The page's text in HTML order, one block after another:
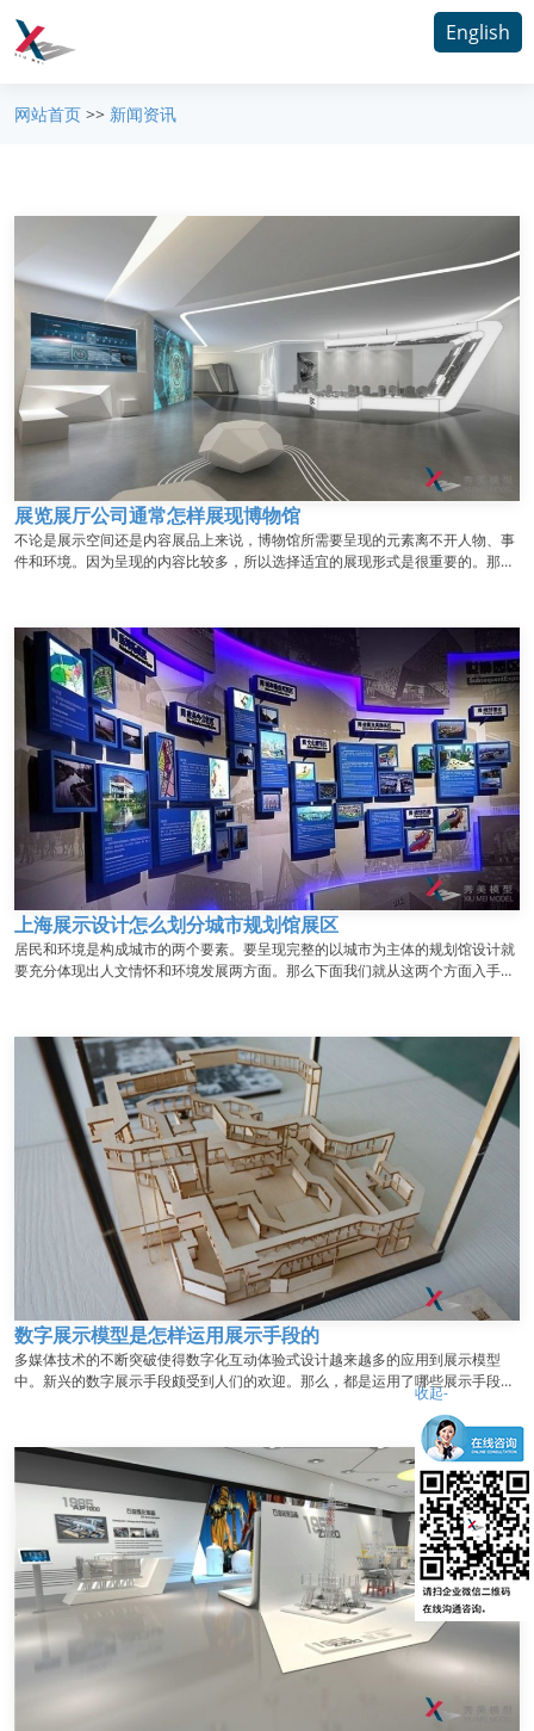
English
网站首页 >> 新闻资讯
展览展厅公司通常怎样展现博物馆
不论是展示空间还是内容展品上来说，博物馆所需要呈现的元素离不开人物、事
件和环境。因为呈现的内容比较多，所以选择适宜的展现形式是很重要的。那
上海展示设计怎么划分城市规划馆展区
居民和环境是构成城市的两个要素。要呈现完整的以城市为主体的规划馆设计就
要充分体现出人文情怀和环境发展两方面。那么下面我们就从这两个方面入手说
数字展示模型是怎样运用展示手段的
多媒体技术的不断突破使得数字化互动体验式设计越来越多的应用到展示模型
中。新兴的数字展示手段颇受到人们的欢迎。那么，都是运用了哪些展示手段，
收起-